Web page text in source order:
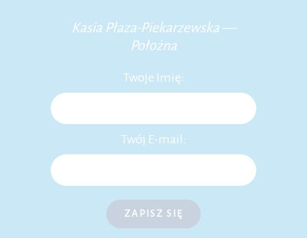
Kasia Płaza-Piekarzewska —
Położna
Twoje Imię:
Twój E-mail:
ZAPISZ SIĘ